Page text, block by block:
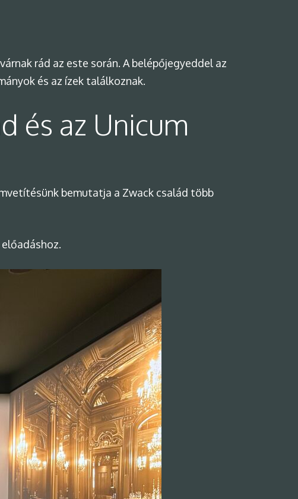
rád az este során. A belépőjegyeddel az
és az ízek találkoznak.
és az Unicum
bemutatja a Zwack család több